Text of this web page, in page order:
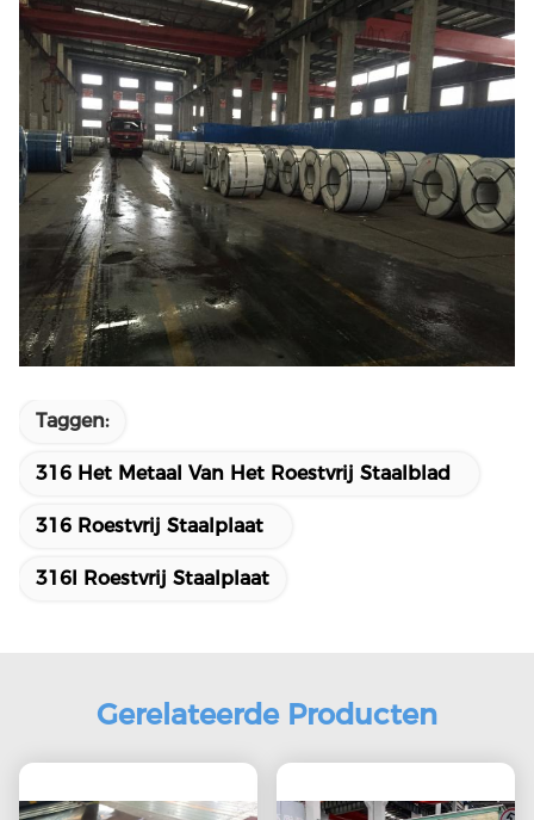
Taggen:
316 Het Metaal Van Het Roestvrij Staalblad
316 Roestvrij Staalplaat
316l Roestvrij Staalplaat
Gerelateerde Producten